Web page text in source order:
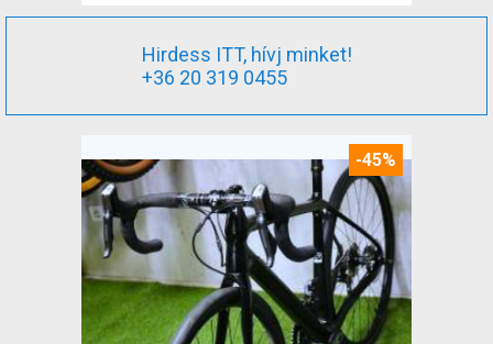
Hirdess ITT, hívj minket!
+36 20 319 0455
-45%